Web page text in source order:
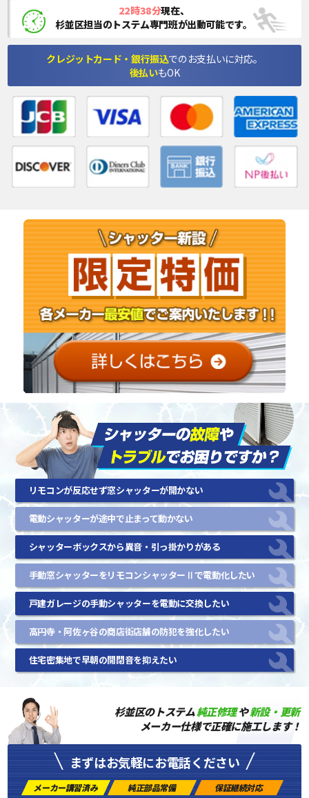
22時38分現在、
杉並区担当のトステム専門班が出動可能です。
クレジットカード・銀行振込でのお支払いに対応。
後払いもOK
リモコンが反応せず窓シャッターが開かない
電動シャッターが途中で止まって動かない
シャッターボックスから異音・引っ掛かりがある
手動窓シャッターをリモコンシャッターⅡで電動化したい
戸建ガレージの手動シャッターを電動に交換したい
高円寺・阿佐ヶ谷の商店街店舗の防犯を強化したい
住宅密集地で早朝の開閉音を抑えたい
杉並区のトステム純正修理や新設・更新
メーカー仕様で正確に施工します！
まずはお気軽にお電話ください
メーカー講習済み 純正部品常備 保証継続対応